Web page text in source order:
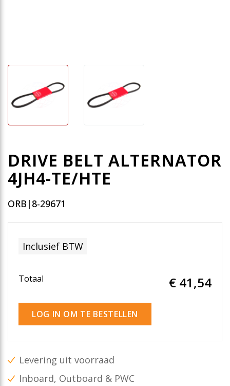
DRIVE BELT ALTERNATOR
4JH4-TE/HTE
ORB|8-29671
Inclusief BTW
Totaal € 41,54
LOG IN OM TE BESTELLEN
Levering uit voorraad
Inboard, Outboard & PWC